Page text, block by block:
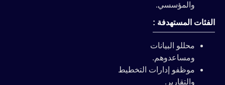
والمؤسسي.
الفئات المستهدفة :
محللو البيانات
ومساعدوهم.
موظفو إدارات التخطيط
والتقارير.